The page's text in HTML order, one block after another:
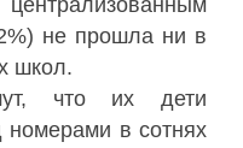
не прошла ни в
школ.
что их дети
номерами в сотнях